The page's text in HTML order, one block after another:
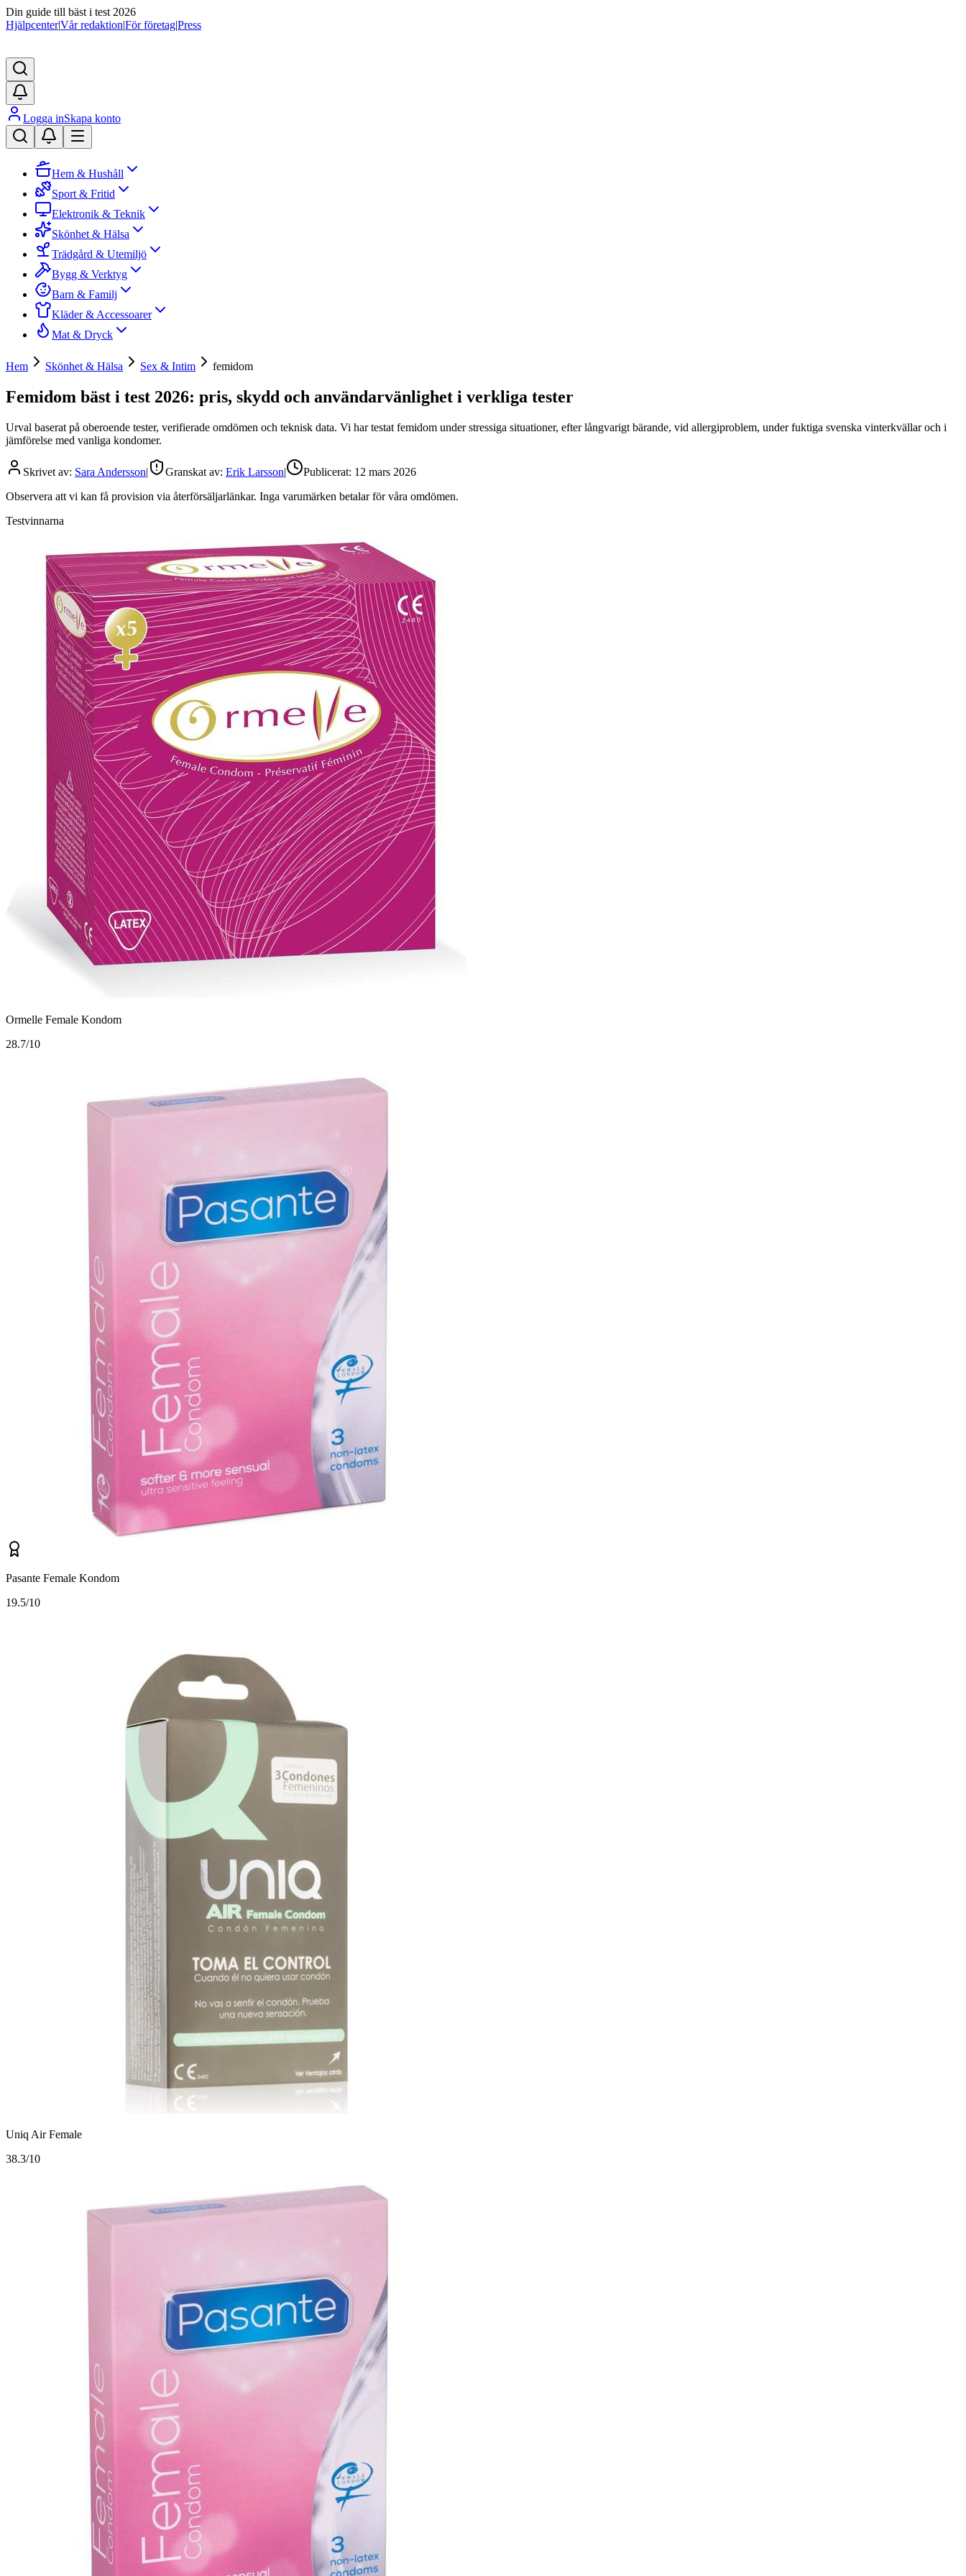
Din guide till bäst i test 2026
Hjälpcenter|Vår redaktion|För företag|Press
Logga inSkapa konto
Hem & Hushåll
Sport & Fritid
Elektronik & Teknik
Skönhet & Hälsa
Trädgård & Utemiljö
Bygg & Verktyg
Barn & Familj
Kläder & Accessoarer
Mat & Dryck
Hem Skönhet & Hälsa Sex & Intim femidom
Femidom bäst i test 2026: pris, skydd och användarvänlighet i verkliga tester
Urval baserat på oberoende tester, verifierade omdömen och teknisk data. Vi har testat femidom under stressiga situationer, efter långvarigt bärande, vid allergiproblem, under fuktiga svenska vinterkvällar och i
jämförelse med vanliga kondomer.
Skrivet av: Sara Andersson| Granskat av: Erik Larsson| Publicerat: 12 mars 2026
Observera att vi kan få provision via återförsäljarlänkar. Inga varumärken betalar för våra omdömen.
Testvinnarna
Ormelle Female Kondom
28.7/10
Pasante Female Kondom
19.5/10
Uniq Air Female
38.3/10